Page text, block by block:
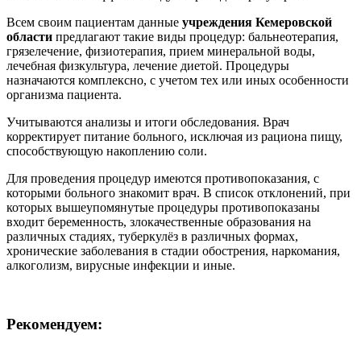
Всем своим пациентам данные учреждения Кемеровской
области предлагают такие виды процедур: бальнеотерапия,
грязелечение, физиотерапия, прием минеральной воды,
лечебная физкультура, лечение диетой. Процедуры
назначаются комплексно, с учетом тех или иных особенности
организма пациента.
Учитываются анализы и итоги обследования. Врач
корректирует питание больного, исключая из рациона пищу,
способствующую накоплению соли.
Для проведения процедур имеются противопоказания, с
которыми больного знакомит врач. В список отклонений, при
которых вышеупомянутые процедуры противопоказаны
входит беременность, злокачественные образования на
различных стадиях, туберкулёз в различных формах,
хронические заболевания в стадии обострения, наркомания,
алкоголизм, вирусные инфекции и иные.
Рекомендуем: